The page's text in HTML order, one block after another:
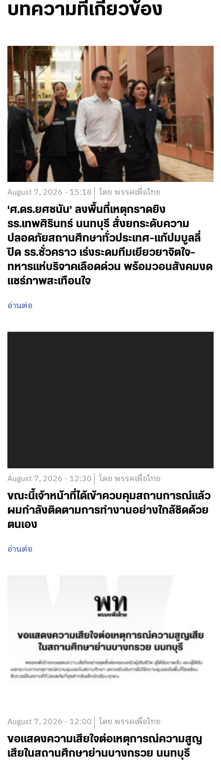
บทความที่เกี่ยวข้อง
August 7, 2026 - 15:18 โดย พรรคเพื่อไทย
‘ศ.ดร.ยศชนัน’ ลงพื้นที่เหตุกราดยิง
รร.เทพศิรินทร์ นนทบุรี สั่งยกระดับความ
ปลอดภัยสถานศึกษาทั่วประเทศ-แก้ปมบูลลี่
ปิด รร.ชั่วคราว เร่งระดมทีมเยียวยาจิตใจ-
ทหารแห่บริจาคเลือดด่วน พร้อมวอนสังคมงด
แชร์ภาพสะเทือนใจ
อ่านต่อ
August 7, 2026 - 12:30 โดย พรรคเพื่อไทย
ขณะนี้เจ้าหน้าที่ได้เข้าควบคุมสถานการณ์แล้ว
ผมกำลังติดตามการทำงานอย่างใกล้ชิดด้วย
ตนเอง
อ่านต่อ
August 7, 2026 - 12:00 โดย พรรคเพื่อไทย
ขอแสดงความเสียใจต่อเหตุการณ์ความสูญ
เสียในสถานศึกษาย่านบางกรวย นนทบุรี